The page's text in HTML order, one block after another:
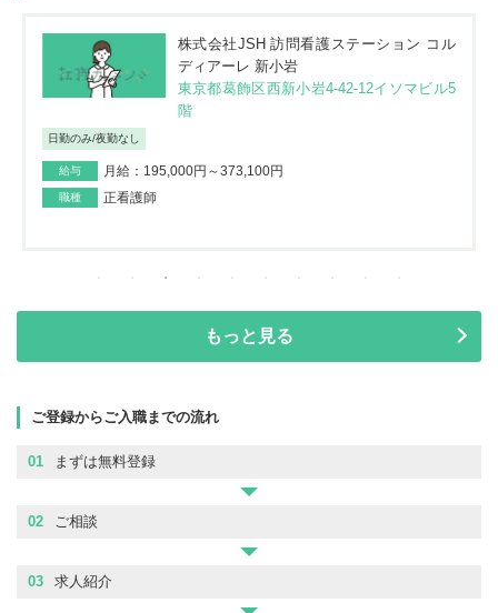
株式会社JSH 訪問看護ステーション コル
ディアーレ 新小岩
東京都葛飾区西新小岩4-42-12イソマビル5
階
日勤のみ/夜勤なし
給与 月給：195,000円～373,100円
職種 正看護師
もっと見る
ご登録からご入職までの流れ
01 まずは無料登録
02 ご相談
03 求人紹介